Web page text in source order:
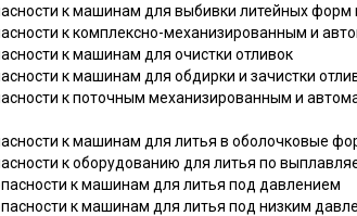
к машинам для выбивки литейных форм
к комплексно-механизированным и
к машинам для очистки отливок
к машинам для обдирки и зачистки
к поточным механизированным и
к машинам для литья в оболочковые
к оборудованию для литья по
к машинам для литья под давлением
к машинам для литья под низким